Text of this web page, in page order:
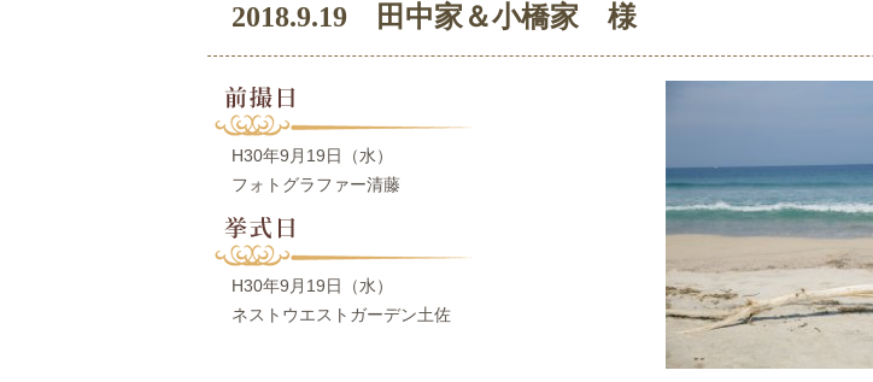
2018.9.19 田中家＆小橋家 様
前撮日
H30年9月19日（水）
フォトグラファー清藤
挙式日
H30年9月19日（水）
ネストウエストガーデン土佐